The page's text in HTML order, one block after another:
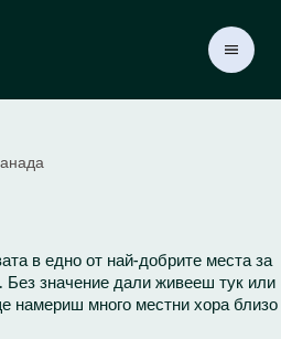
в едно от най-добрите места за
значение дали живееш тук или
намериш много местни хора близо